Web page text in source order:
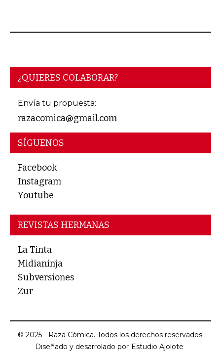
¿QUIERES COLABORAR?
Envía tu propuesta:
razacomica@gmail.com
SÍGUENOS
Facebook
Instagram
Youtube
REVISTAS HERMANAS
La Tinta
Midianinja
Subversiones
Zur
© 2025 - Raza Cómica. Todos los derechos reservados.
Diseñado y desarrolado por Estudio Ajolote